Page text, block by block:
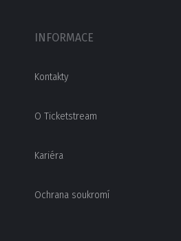
INFORMACE
Kontakty
O Ticketstream
Kariéra
Ochrana soukromí